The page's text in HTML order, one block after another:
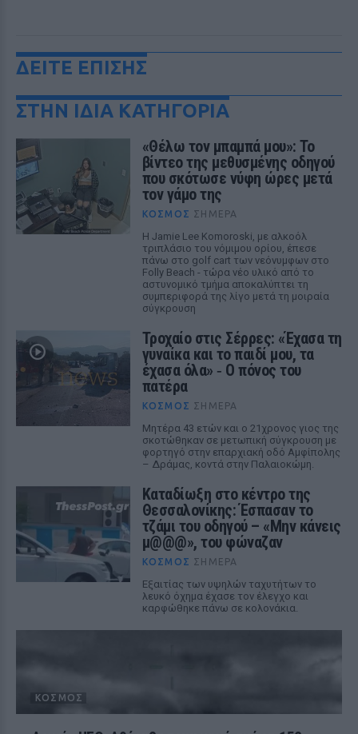
ΔΕΙΤΕ ΕΠΙΣΗΣ
ΣΤΗΝ ΙΔΙΑ ΚΑΤΗΓΟΡΙΑ
«Θέλω τον μπαμπά μου»: Το
βίντεο της μεθυσμένης οδηγού
που σκότωσε νύφη ώρες μετά
τον γάμο της
ΚΌΣΜΟΣ ΣΉΜΕΡΑ
Η Jamie Lee Komoroski, με αλκοόλ
τριπλάσιο του νόμιμου ορίου, έπεσε
πάνω στο golf cart των νεόνυμφων στο
Folly Beach - τώρα νέο υλικό από το
αστυνομικό τμήμα αποκαλύπτει τη
συμπεριφορά της λίγο μετά τη μοιραία
σύγκρουση
Τροχαίο στις Σέρρες: «Έχασα τη
γυναίκα και το παιδί μου, τα
έχασα όλα» ‑ Ο πόνος του
πατέρα
ΚΌΣΜΟΣ ΣΉΜΕΡΑ
Μητέρα 43 ετών και ο 21χρονος γιος της
σκοτώθηκαν σε μετωπική σύγκρουση με
φορτηγό στην επαρχιακή οδό Αμφίπολης
– Δράμας, κοντά στην Παλαιοκώμη.
Καταδίωξη στο κέντρο της
Θεσσαλονίκης: Έσπασαν το
τζάμι του οδηγού – «Μην κάνεις
μ@@@», του φώναζαν
ΚΌΣΜΟΣ ΣΉΜΕΡΑ
Εξαιτίας των υψηλών ταχυτήτων το
λευκό όχημα έχασε τον έλεγχο και
καρφώθηκε πάνω σε κολονάκια.
ΚΌΣΜΟΣ